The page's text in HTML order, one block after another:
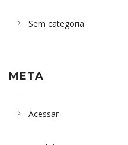
Sem categoria
META
Acessar